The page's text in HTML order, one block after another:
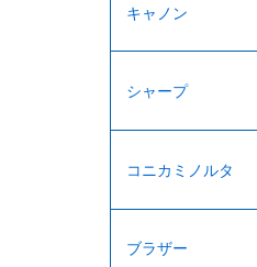
キャノン
シャープ
コニカミノルタ
ブラザー